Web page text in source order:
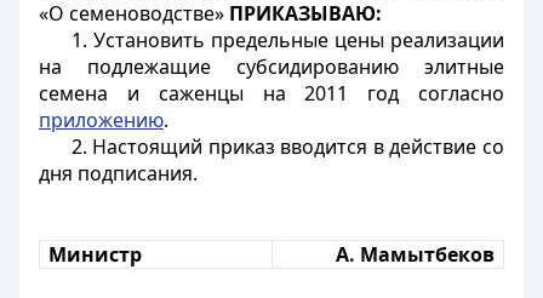
«О семеноводстве» ПРИКАЗЫВАЮ:
1. Установить предельные цены реализации
на подлежащие субсидированию элитные
семена и саженцы на 2011 год согласно
приложению.
2. Настоящий приказ вводится в действие со
дня подписания.
Министр А. Мамытбеков